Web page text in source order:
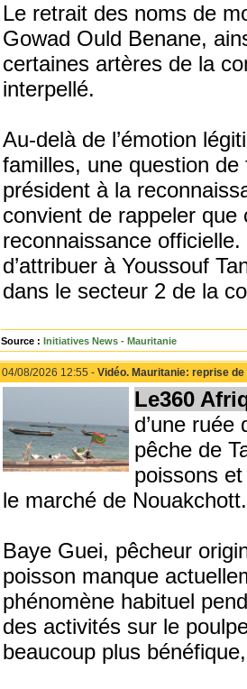
Le retrait des noms de
Gowad Ould Benane,
certaines artères de la
interpellé.
Au-delà de l’émotion
familles, une question de
président à la
convient de rappeler que
reconnaissance
d’attribuer à Youssouf
dans le secteur 2 de la
Source : Initiatives News - Mauritanie
04/08/2026 12:55 - Vidéo. Mauritanie: reprise
Le360
d’une
pêche de
poissons
le marché de Nouakchott.
Baye Guei, pêcheur
poisson manque
phénomène habituel
des activités sur le
beaucoup plus